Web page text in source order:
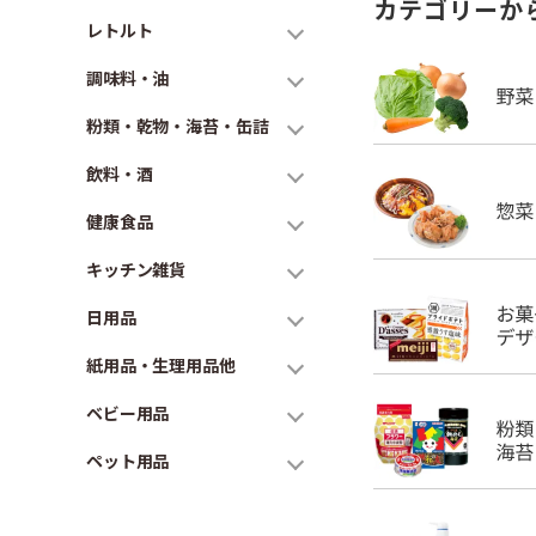
レトルト
調味料・油
粉類・乾物・海苔・缶詰
飲料・酒
健康食品
キッチン雑貨
日用品
紙用品・生理用品他
ベビー用品
ペット用品
カテゴリーか